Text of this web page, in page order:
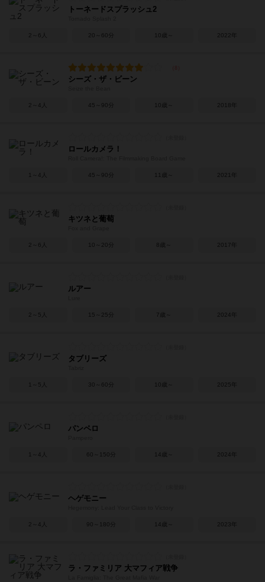
トーネードスプラッシュ2
2～6人 20～60分 10歳～ 2022年
シーズ・ザ・ビーン
2～4人 45～90分 10歳～ 2018年
ロールカメラ！
1～4人 45～90分 11歳～ 2021年
キツネと葡萄
2～6人 10～20分 8歳～ 2017年
ルアー
2～5人 15～25分 7歳～ 2024年
タブリーズ
1～5人 30～60分 10歳～ 2025年
パンペロ
1～4人 60～150分 14歳～ 2024年
ヘゲモニー
2～4人 90～180分 14歳～ 2023年
ラ・ファミリア 大マフィア戦争